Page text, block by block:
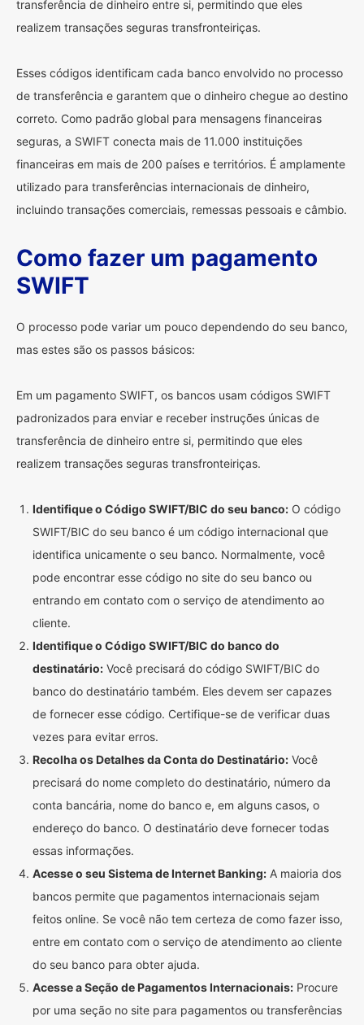
transferência de dinheiro entre si, permitindo que eles
realizem transações seguras transfronteiriças.
Esses códigos identificam cada banco envolvido no processo
de transferência e garantem que o dinheiro chegue ao destino
correto. Como padrão global para mensagens financeiras
seguras, a SWIFT conecta mais de 11.000 instituições
financeiras em mais de 200 países e territórios. É amplamente
utilizado para transferências internacionais de dinheiro,
incluindo transações comerciais, remessas pessoais e câmbio.
Como fazer um pagamento
SWIFT
O processo pode variar um pouco dependendo do seu banco,
mas estes são os passos básicos:
Em um pagamento SWIFT, os bancos usam códigos SWIFT
padronizados para enviar e receber instruções únicas de
transferência de dinheiro entre si, permitindo que eles
realizem transações seguras transfronteiriças.
Identifique o Código SWIFT/BIC do seu banco: O código
SWIFT/BIC do seu banco é um código internacional que
identifica unicamente o seu banco. Normalmente, você
pode encontrar esse código no site do seu banco ou
entrando em contato com o serviço de atendimento ao
cliente.
Identifique o Código SWIFT/BIC do banco do
destinatário: Você precisará do código SWIFT/BIC do
banco do destinatário também. Eles devem ser capazes
de fornecer esse código. Certifique-se de verificar duas
vezes para evitar erros.
Recolha os Detalhes da Conta do Destinatário: Você
precisará do nome completo do destinatário, número da
conta bancária, nome do banco e, em alguns casos, o
endereço do banco. O destinatário deve fornecer todas
essas informações.
Acesse o seu Sistema de Internet Banking: A maioria dos
bancos permite que pagamentos internacionais sejam
feitos online. Se você não tem certeza de como fazer isso,
entre em contato com o serviço de atendimento ao cliente
do seu banco para obter ajuda.
Acesse a Seção de Pagamentos Internacionais: Procure
por uma seção no site para pagamentos ou transferências